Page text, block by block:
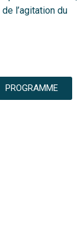
l’agitation du
PROGRAMME